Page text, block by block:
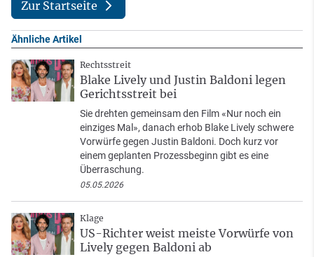
Zur Startseite
Ähnliche Artikel
Rechtsstreit
Blake Lively und Justin Baldoni legen
Gerichtsstreit bei
Sie drehten gemeinsam den Film «Nur noch ein
einziges Mal», danach erhob Blake Lively schwere
Vorwürfe gegen Justin Baldoni. Doch kurz vor
einem geplanten Prozessbeginn gibt es eine
Überraschung.
05.05.2026
Klage
US-Richter weist meiste Vorwürfe von
Lively gegen Baldoni ab